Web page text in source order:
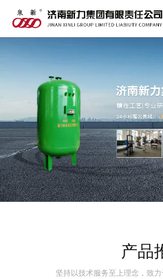
产品
坚持以技术服务至上理念，致